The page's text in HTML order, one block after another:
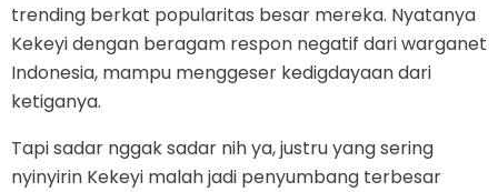
trending berkat popularitas besar mereka. Nyatanya
Kekeyi dengan beragam respon negatif dari warganet
Indonesia, mampu menggeser kedigdayaan dari
ketiganya.
Tapi sadar nggak sadar nih ya, justru yang sering
nyinyirin Kekeyi malah jadi penyumbang terbesar